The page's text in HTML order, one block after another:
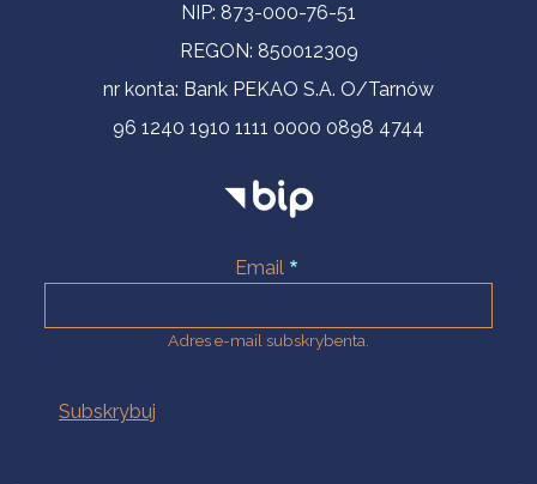
NIP: 873-000-76-51
REGON: 850012309
nr konta: Bank PEKAO S.A. O/Tarnów
96 1240 1910 1111 0000 0898 4744
Email
Adres e-mail subskrybenta.